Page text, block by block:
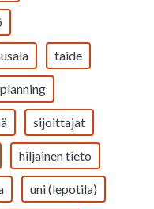
taide
sijoittajat
hiljainen tieto
uni (lepotila)